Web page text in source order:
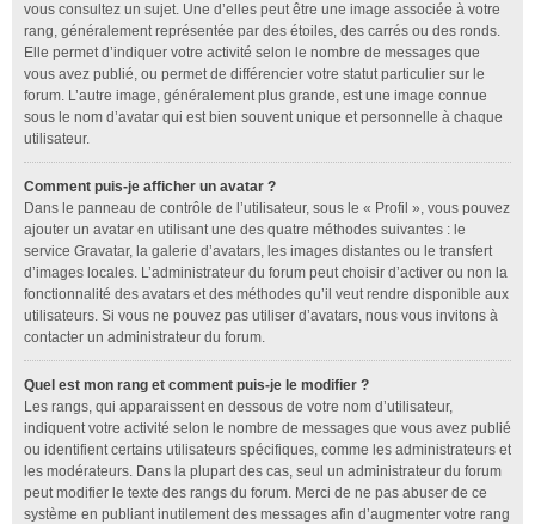
vous consultez un sujet. Une d’elles peut être une image associée à votre
rang, généralement représentée par des étoiles, des carrés ou des ronds.
Elle permet d’indiquer votre activité selon le nombre de messages que
vous avez publié, ou permet de différencier votre statut particulier sur le
forum. L’autre image, généralement plus grande, est une image connue
sous le nom d’avatar qui est bien souvent unique et personnelle à chaque
utilisateur.
Comment puis-je afficher un avatar ?
Dans le panneau de contrôle de l’utilisateur, sous le « Profil », vous pouvez
ajouter un avatar en utilisant une des quatre méthodes suivantes : le
service Gravatar, la galerie d’avatars, les images distantes ou le transfert
d’images locales. L’administrateur du forum peut choisir d’activer ou non la
fonctionnalité des avatars et des méthodes qu’il veut rendre disponible aux
utilisateurs. Si vous ne pouvez pas utiliser d’avatars, nous vous invitons à
contacter un administrateur du forum.
Quel est mon rang et comment puis-je le modifier ?
Les rangs, qui apparaissent en dessous de votre nom d’utilisateur,
indiquent votre activité selon le nombre de messages que vous avez publié
ou identifient certains utilisateurs spécifiques, comme les administrateurs et
les modérateurs. Dans la plupart des cas, seul un administrateur du forum
peut modifier le texte des rangs du forum. Merci de ne pas abuser de ce
système en publiant inutilement des messages afin d’augmenter votre rang